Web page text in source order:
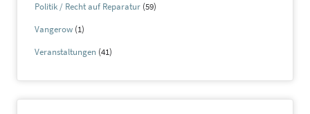
Politik / Recht auf Reparatur (59)
Vangerow (1)
Veranstaltungen (41)